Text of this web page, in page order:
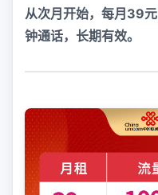
从次月开始，每月39
钟通话，长期有效。